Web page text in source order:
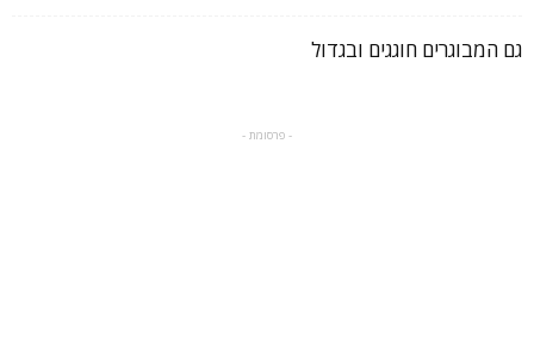
גם המבוגרים חוגגים ובגדול
- פרסומת -